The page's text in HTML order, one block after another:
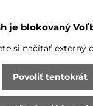
je blokovaný
si načítať externý
Povoliť tentokrát